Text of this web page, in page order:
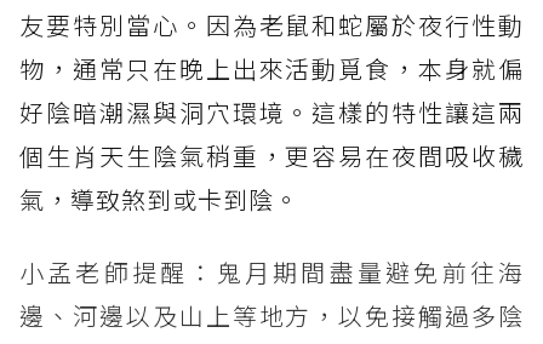
友要特別當心。因為老鼠和蛇屬於夜行性動
物，通常只在晚上出來活動覓食，本身就偏
好陰暗潮濕與洞穴環境。這樣的特性讓這兩
個生肖天生陰氣稍重，更容易在夜間吸收穢
氣，導致煞到或卡到陰。
小孟老師提醒：鬼月期間盡量避免前往海
邊、河邊以及山上等地方，以免接觸過多陰